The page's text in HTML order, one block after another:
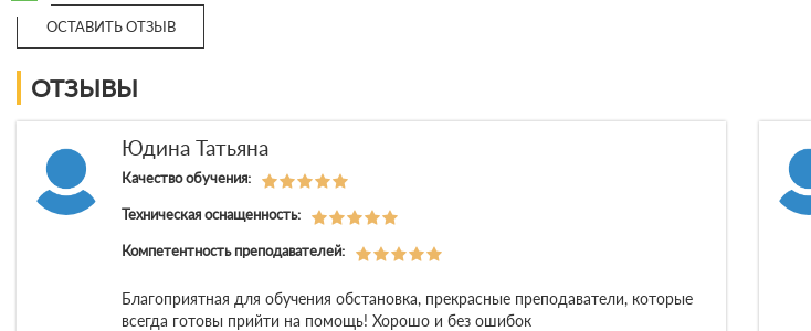
ОСТАВИТЬ ОТЗЫВ
ОТЗЫВЫ
Юдина Татьяна
Качество обучения:
Техническая оснащенность:
Компетентность преподавателей:
Благоприятная для обучения обстановка, прекрасные преподаватели, которые
всегда готовы прийти на помощь! Хорошо и без ошибок